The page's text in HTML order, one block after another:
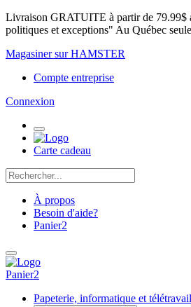
Livraison GRATUITE à partir de 79.99$
politiques et exceptions" Au Québec
Magasiner sur HAMSTER
Compte entreprise
Connexion
Carte cadeau
À propos
Besoin d'aide?
Panier2
Panier2
Papeterie, informatique et télétravail